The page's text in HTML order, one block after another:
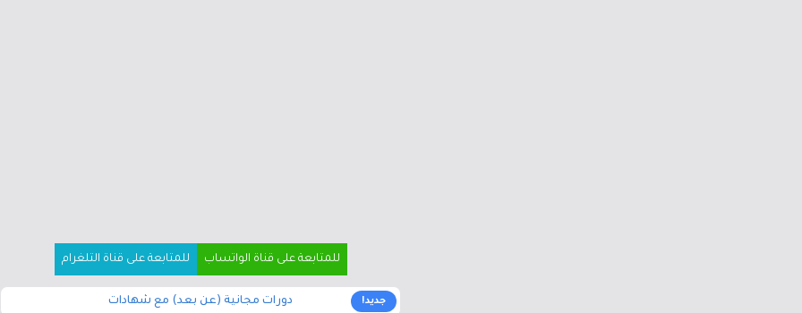
للمتابعة على قناة الواتساب للمتابعة على قناة التلغرام
جديد! دورات مجانية (عن بعد) مع شهادات